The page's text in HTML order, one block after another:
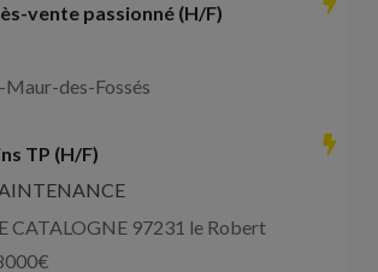
vente passionné (H/F)
Maur-des-Fossés
TP (H/F)
CATALOGNE 97231 le Robert
€